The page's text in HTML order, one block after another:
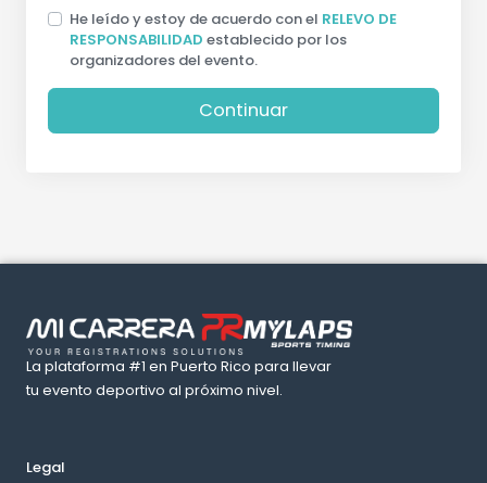
He leído y estoy de acuerdo con el RELEVO DE
RESPONSABILIDAD establecido por los
organizadores del evento.
Continuar
La plataforma #1 en Puerto Rico para llevar
tu evento deportivo al próximo nivel.
Legal